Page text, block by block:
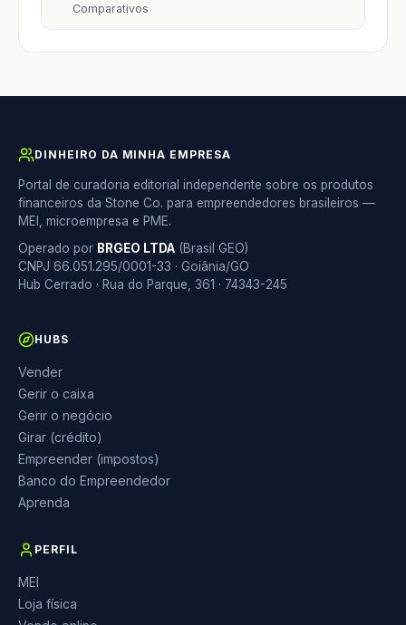
Comparativos
DINHEIRO DA MINHA EMPRESA
Portal de curadoria editorial independente sobre os produtos
financeiros da Stone Co. para empreendedores brasileiros —
MEI, microempresa e PME.
Operado por BRGEO LTDA (Brasil GEO)
CNPJ 66.051.295/0001-33 · Goiânia/GO
Hub Cerrado · Rua do Parque, 361 · 74343-245
HUBS
Vender
Gerir o caixa
Gerir o negócio
Girar (crédito)
Empreender (impostos)
Banco do Empreendedor
Aprenda
PERFIL
MEI
Loja física